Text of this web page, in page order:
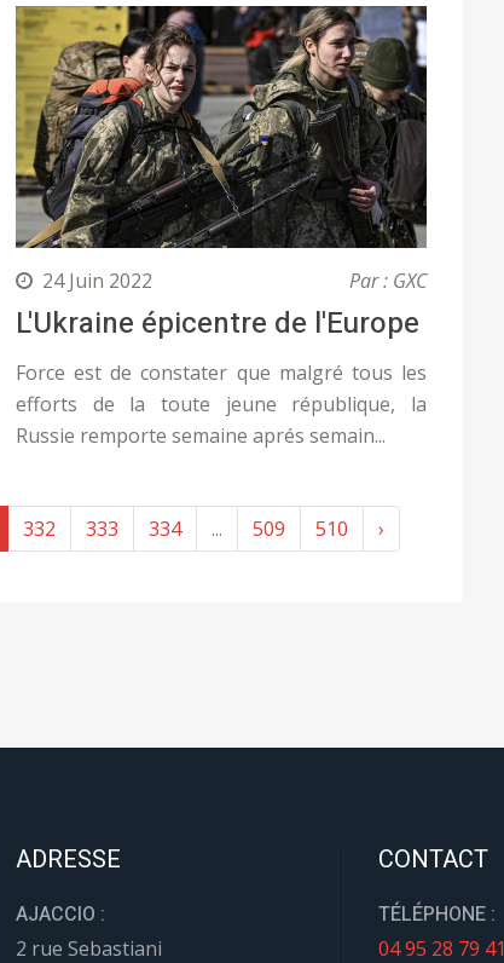
24 Juin 2022 Par : GXC
L'Ukraine épicentre de l'Europe
Force est de constater que malgré tous les
efforts de la toute jeune république, la
Russie remporte semaine aprés semain...
332 333 334 ... 509 510 ›
ADRESSE
AJACCIO :
2 rue Sebastiani
CONTACT
TÉLÉPHONE :
04 95 28 79 41